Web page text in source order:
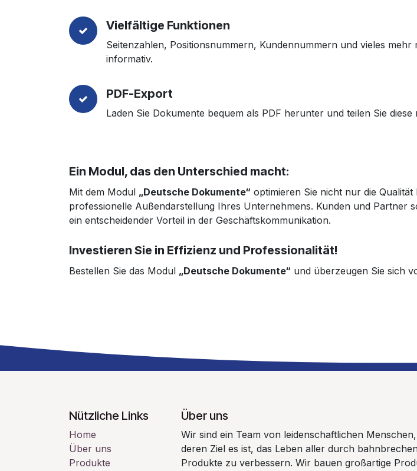
Vielfältige Funktionen
Seitenzahlen, Positionsnummern, Kundennummern und vieles
informativ.
PDF-Export
Laden Sie Dokumente bequem als PDF herunter und teilen Sie
Ein Modul, das den Unterschied macht:
Mit dem Modul „Deutsche Dokumente“ optimieren Sie nicht nur die
professionelle Außendarstellung Ihres Unternehmens. Kunden und Partner
ein entscheidender Vorteil in der Geschäftskommunikation.
Investieren Sie in Effizienz und Professionalität!
Bestellen Sie das Modul „Deutsche Dokumente“ und überzeugen Sie sich
Nützliche Links
Home
Über uns
Produkte
Über uns
Wir sind ein Team von leidenschaftlichen Menschen,
deren Ziel es ist, das Leben aller durch
Produkte zu verbessern. Wir bauen großartige